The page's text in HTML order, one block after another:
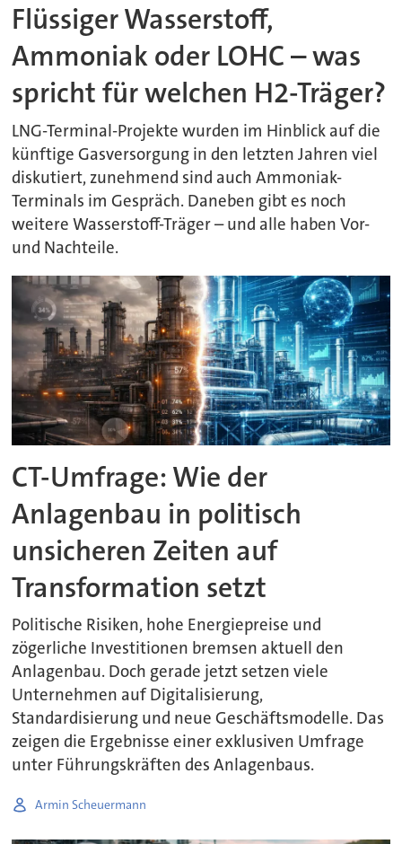
Flüssiger Wasserstoff,
Ammoniak oder LOHC – was
spricht für welchen H2-Träger?
LNG-Terminal-Projekte wurden im Hinblick auf die
künftige Gasversorgung in den letzten Jahren viel
diskutiert, zunehmend sind auch Ammoniak-
Terminals im Gespräch. Daneben gibt es noch
weitere Wasserstoff-Träger – und alle haben Vor-
und Nachteile.
CT-Umfrage: Wie der
Anlagenbau in politisch
unsicheren Zeiten auf
Transformation setzt
Politische Risiken, hohe Energiepreise und
zögerliche Investitionen bremsen aktuell den
Anlagenbau. Doch gerade jetzt setzen viele
Unternehmen auf Digitalisierung,
Standardisierung und neue Geschäftsmodelle. Das
zeigen die Ergebnisse einer exklusiven Umfrage
unter Führungskräften des Anlagenbaus.
Armin Scheuermann